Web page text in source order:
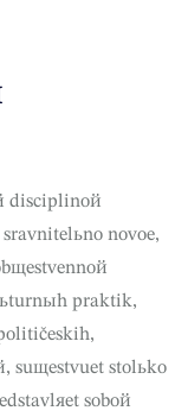
disciplinoй
novoe,
praktik,
suщestvuet stolьko
soboй